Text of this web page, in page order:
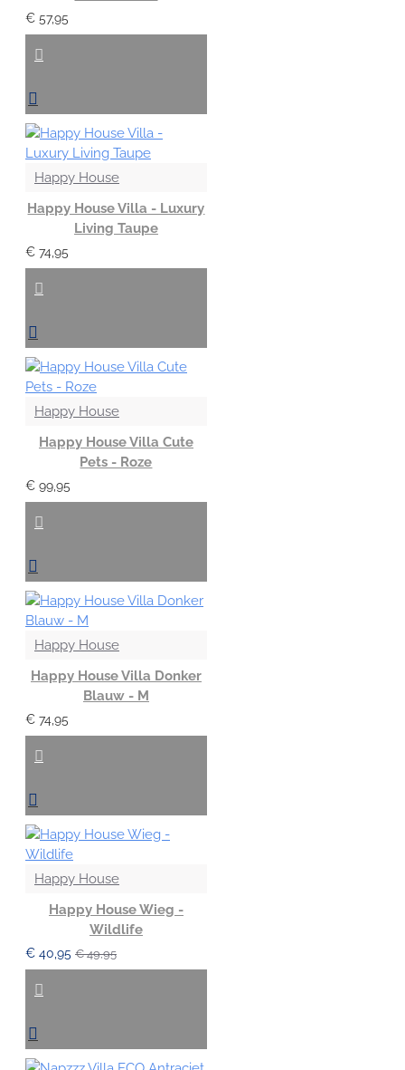
€ 57,95
Happy House
Happy House Villa - Luxury
Living Taupe
€ 74,95
Happy House
Happy House Villa Cute
Pets - Roze
€ 99,95
Happy House
Happy House Villa Donker
Blauw - M
€ 74,95
Happy House
Happy House Wieg -
Wildlife
€ 40,95 € 49,95